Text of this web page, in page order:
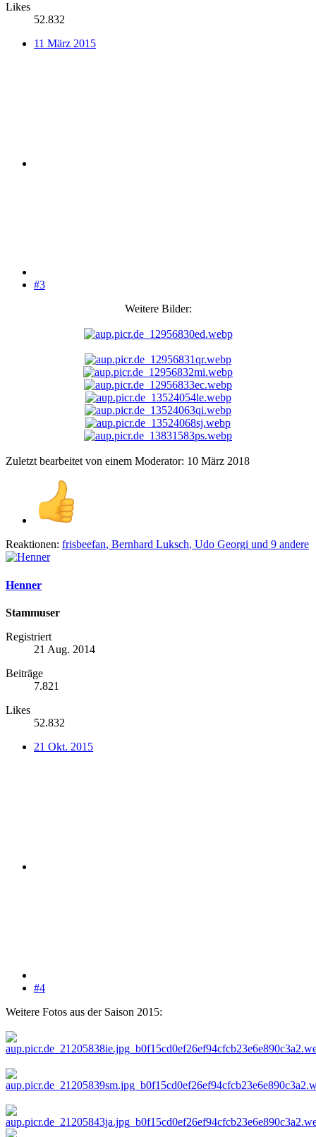
Likes
52.832
11 März 2015
#3
Weitere Bilder:
Zuletzt bearbeitet von einem Moderator: 10 März 2018
Reaktionen: frisbeefan, Bernhard Luksch, Udo Georgi und 9 andere
Henner
Stammuser
Registriert
21 Aug. 2014
Beiträge
7.821
Likes
52.832
21 Okt. 2015
#4
Weitere Fotos aus der Saison 2015: